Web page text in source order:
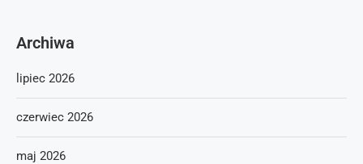
Archiwa
lipiec 2026
czerwiec 2026
maj 2026